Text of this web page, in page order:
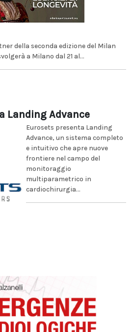
della seconda edizione del Milan
a Milano dal 21 al...
Landing Advance
Eurosets presenta Landing
Advance, un sistema completo
e intuitivo che apre nuove
frontiere nel campo del
monitoraggio
multiparametrico in
cardiochirurgia...